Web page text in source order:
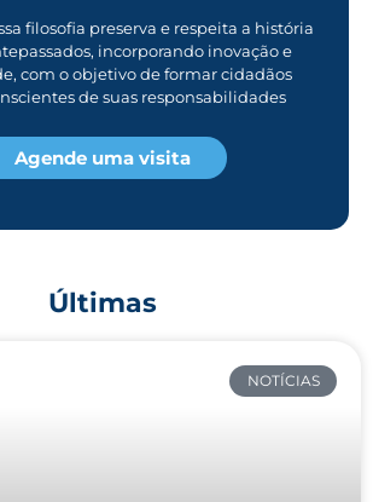
filosofia preserva e respeita a história
incorporando inovação e
com o objetivo de formar cidadãos
de suas responsabilidades
Agende uma visita
Últimas
NOTÍCIAS